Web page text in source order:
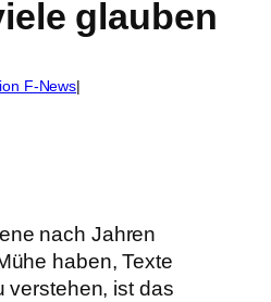
glauben
F-News|
nach Jahren
haben, Texte
verstehen, ist das